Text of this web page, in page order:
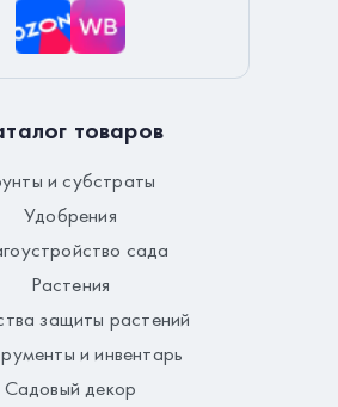
товаров
и субстраты
Удобрения
сада
Растения
защиты растений
и инвентарь
Садовый декор